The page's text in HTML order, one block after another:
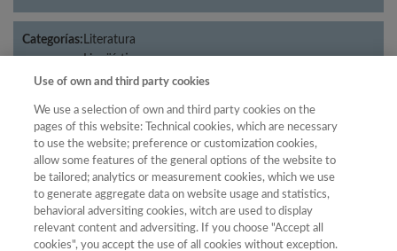
Categorías: Literatura
Lingüística
Año
Año
Año Filtrar
Use of own and third party cookies
We use a selection of own and third party cookies on the
pages of this website: Technical cookies, which are necessary
to use the website; preference or customization cookies,
allow some features of the general options of the website to
be tailored; analytics or measurement cookies, which we use
to generate aggregate data on website usage and statistics,
behavioral adversiting cookies, witch are used to display
relevant content and adversiting. If you choose "Accept all
cookies", you accept the use of all cookies without exception.